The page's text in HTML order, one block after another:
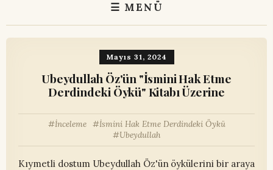
☰ MENÜ
Mayıs 31, 2024
Ubeydullah Öz'ün "İsmini Hak Etme
Derdindeki Öykü" Kitabı Üzerine
İnceleme
İsmini Hak Etme Derdindeki Öykü
Ubeydullah
Kıymetli dostum Ubeydullah Öz'ün öykülerini bir araya